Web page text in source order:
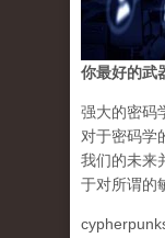
你最好的武
强大的密码
对于密码学
我们的未来
于对所谓的